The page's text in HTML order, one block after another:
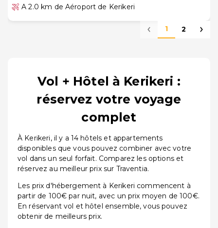
A 2.0 km de Aéroport de Kerikeri
1 2
Vol + Hôtel à Kerikeri :
réservez votre voyage
complet
À Kerikeri, il y a 14 hôtels et appartements
disponibles que vous pouvez combiner avec votre
vol dans un seul forfait. Comparez les options et
réservez au meilleur prix sur Traventia.
Les prix d'hébergement à Kerikeri commencent à
partir de 100€ par nuit, avec un prix moyen de 100€.
En réservant vol et hôtel ensemble, vous pouvez
obtenir de meilleurs prix.